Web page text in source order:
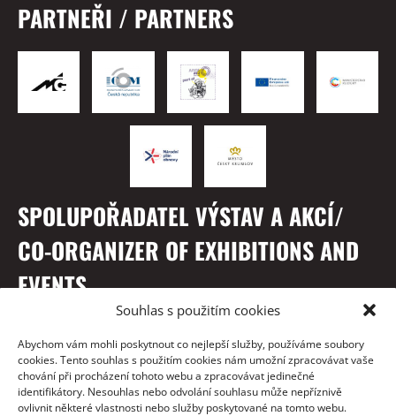
Souhlas s použitím cookies
Abychom vám mohli poskytnout co nejlepší služby, používáme soubory
cookies. Tento souhlas s použitím cookies nám umožní zpracovávat vaše
chování při procházení tohoto webu a zpracovávat jedinečné
identifikátory. Nesouhlas nebo odvolání souhlasu může nepříznivě
ovlivnit některé vlastnosti nebo služby poskytované na tomto webu.
PARTNEŘI / PARTNERS
SPOLUPOŘADATEL VÝSTAV A AKCÍ/
CO-ORGANIZER OF EXHIBITIONS AND
EVENTS